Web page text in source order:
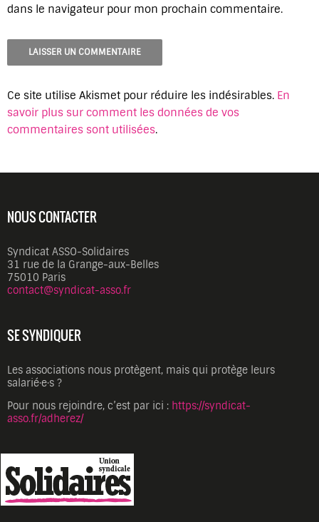
dans le navigateur pour mon prochain commentaire.
Ce site utilise Akismet pour réduire les indésirables. En
savoir plus sur comment les données de vos
commentaires sont utilisées.
NOUS CONTACTER
Syndicat ASSO-Solidaires
31 rue de la Grange-aux-Belles
75010 Paris
contact@syndicat-asso.fr
SE SYNDIQUER
Les associations nous protègent, mais qui protège leurs
salarié·e·s ?
Pour nous rejoindre, c’est par ici : https://syndicat-
asso.fr/adherez/